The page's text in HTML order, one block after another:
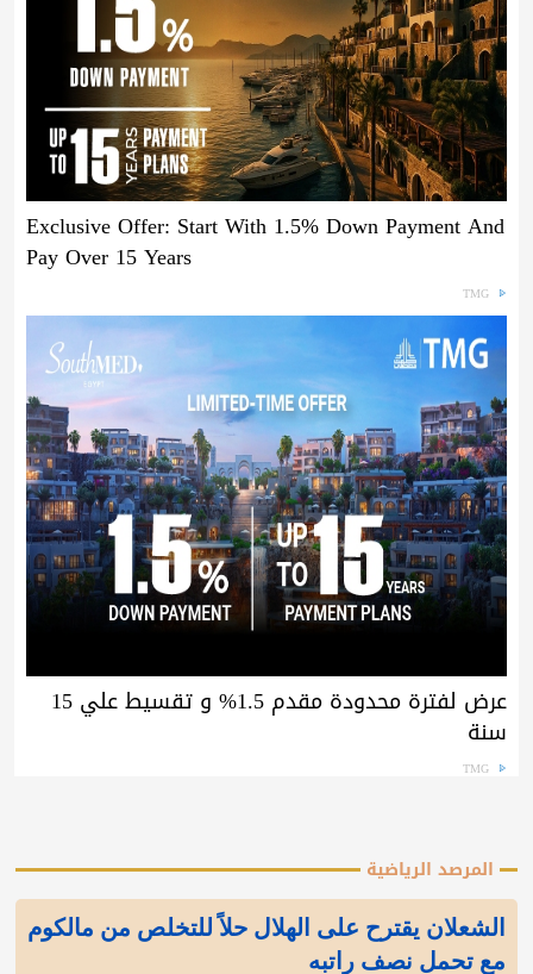
Exclusive Offer: Start With 1.5% Down Payment And
Pay Over 15 Years
TMG
عرض لفترة محدودة مقدم 1.5% و تقسيط علي 15
سنة
TMG
المرصد الرياضية
الشعلان يقترح على الهلال حلاً للتخلص من مالكوم
مع تحمل نصف راتبه